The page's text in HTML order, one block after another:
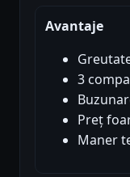
Avantaje
3
Preț
Maner